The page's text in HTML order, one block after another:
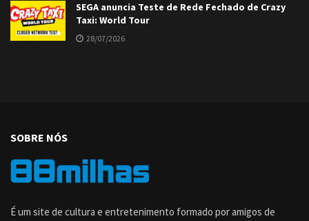
SEGA anuncia Teste de Rede Fechado de Crazy
Taxi: World Tour
28/07/2026
SOBRE NÓS
É um site de cultura e entretenimento formado por amigos de